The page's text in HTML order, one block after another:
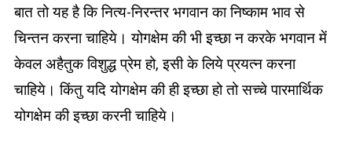
बात तो यह है कि नित्य-निरन्तर भगवान का निष्काम भाव से
चिन्तन करना चाहिये। योगक्षेम की भी इच्छा न करके भगवान में
केवल अहैतुक विशुद्ध प्रेम हो, इसी के लिये प्रयत्न करना
चाहिये। किंतु यदि योगक्षेम की ही इच्छा हो तो सच्चे पारमार्थिक
योगक्षेम की इच्छा करनी चाहिये।